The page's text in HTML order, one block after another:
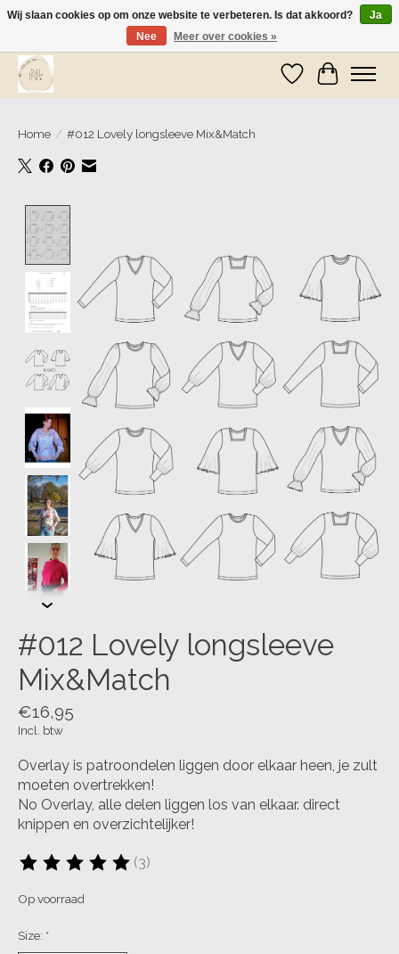
Wij zijn op vakantie! Vanaf zaterdag 9 mei worden er weer pakketjes verzonden
Verlanglijst
Home / #012 Lovely longsleeve Mix&Match
#012 Lovely longsleeve
Mix&Match
€16,95
Incl. btw
Overlay is patroondelen liggen door elkaar heen, je zult
moeten overtrekken!
No Overlay, alle delen liggen los van elkaar. direct
knippen en overzichtelijker!
De beoordeling van dit product is
(3)
Op voorraad
Size: *
Wij slaan cookies op om onze website te verbeteren. Is dat akkoord?
Ja
Nee
Meer over cookies »